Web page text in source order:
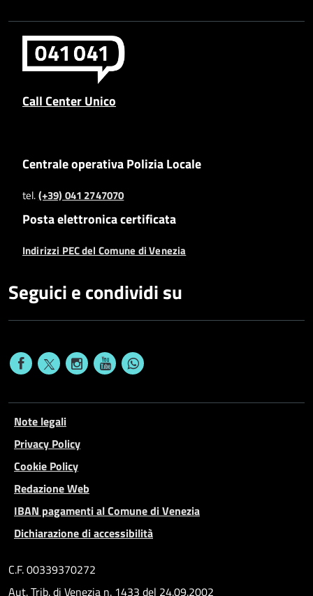
Call Center Unico
Centrale operativa Polizia Locale
tel.(+39) 041 2747070
Posta elettronica certificata
Indirizzi PEC del Comune di Venezia
Seguici e condividi su
Note legali
Privacy Policy
Cookie Policy
Redazione Web
IBAN pagamenti al Comune di Venezia
Dichiarazione di accessibilità
C.F. 00339370272
Aut. Trib. di Venezia n. 1433 del 24.09.2002